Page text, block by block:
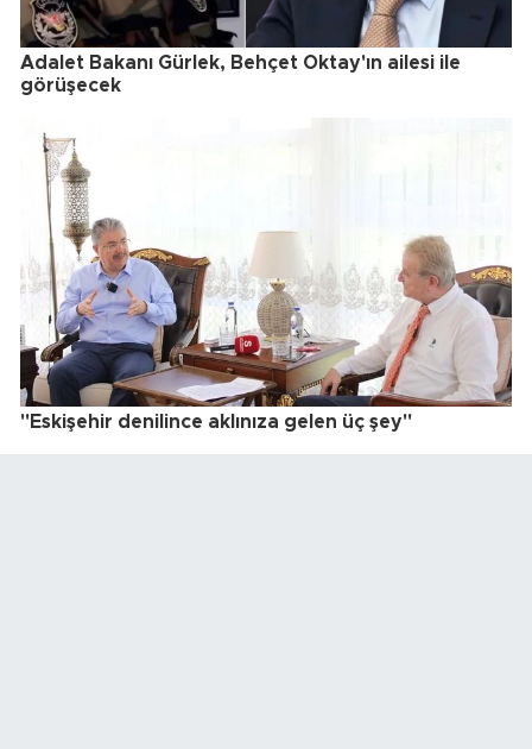
Adalet Bakanı Gürlek, Behçet Oktay'ın ailesi ile
görüşecek
"Eskişehir denilince aklınıza gelen üç şey"